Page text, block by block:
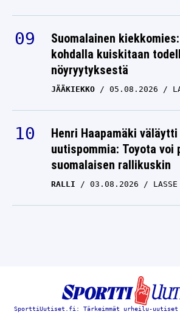
Suomalainen
kohdalla kuiskitaan
nöyryytyksestä
JÄÄKIEKKO 05.08.2026
Henri Haapamäki
uutispommia: Toyota voi
suomalaisen rallikuskin
RALLI 03.08.2026 LASSE
SporttiUutiset.fi: Tärkeimmät urheilu-